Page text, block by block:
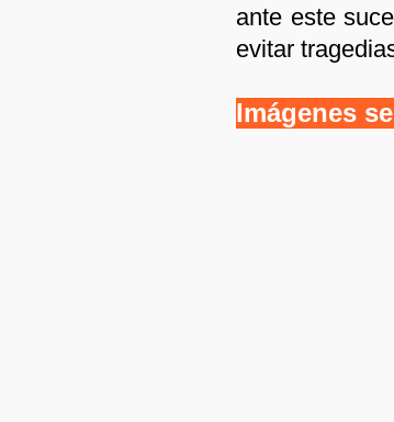
ante este
evitar
Imágenes